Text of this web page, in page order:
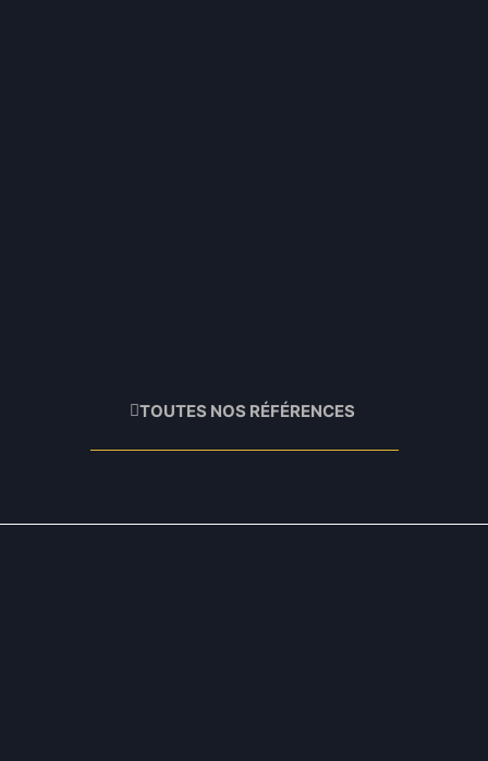
TOUTES NOS RÉFÉRENCES